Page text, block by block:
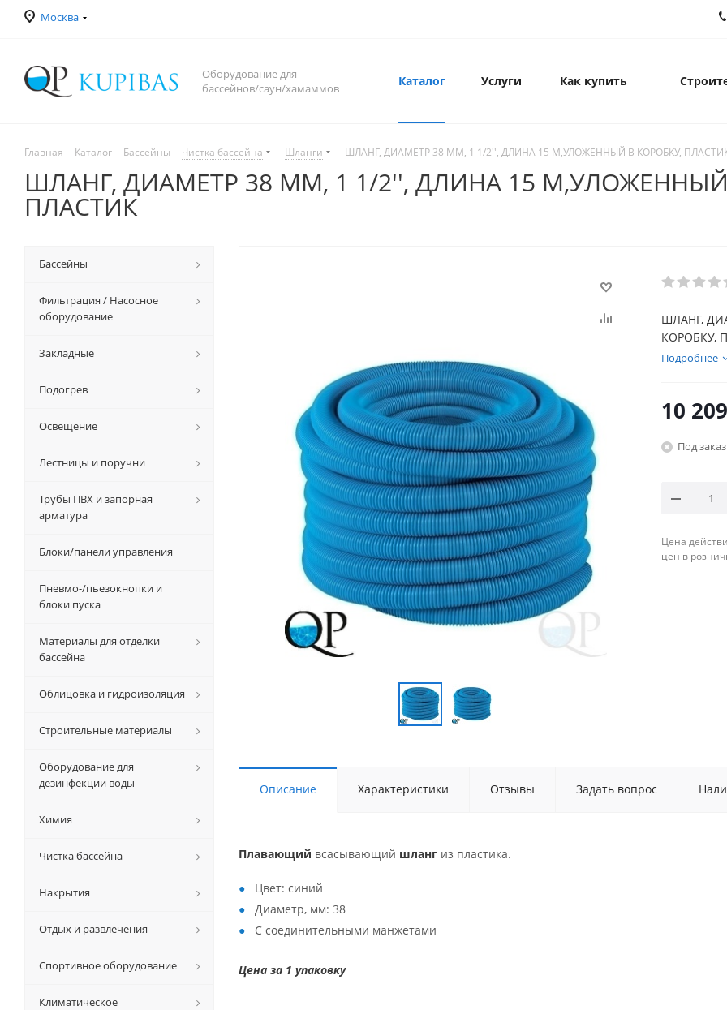
Москва
Оборудование для
бассейнов/саун/хамаммов
Каталог Услуги Как купить
Главная - Каталог - Бассейны - Чистка бассейна - Шланги - ШЛАНГ, ДИАМЕТР 38 ММ, 1 1/2'', ДЛИНА 15 М,УЛОЖЕННЫЙ В КОРОБКУ,
ШЛАНГ, ДИАМЕТР 38 ММ, 1 1/2'', ДЛИНА 15
ПЛАСТИК
ШЛАНГ,
КОРОБКУ,
Подробнее
10
Под заказ
Цена
цен в
Описание Характеристики Отзывы Задать вопрос
Плавающий всасывающий шланг из пластика.
Цвет: синий
Диаметр, мм: 38
С соединительными манжетами
Цена за 1 упаковку
Бассейны
Фильтрация / Насосное
оборудование
Закладные
Подогрев
Освещение
Лестницы и поручни
Трубы ПВХ и запорная
арматура
Блоки/панели управления
Пневмо-/пьезокнопки и
блоки пуска
Материалы для отделки
бассейна
Облицовка и гидроизоляция
Строительные материалы
Оборудование для
дезинфекции воды
Химия
Чистка бассейна
Накрытия
Отдых и развлечения
Спортивное оборудование
Климатическое